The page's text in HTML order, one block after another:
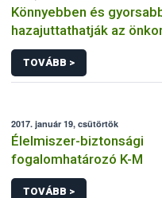
Könnyebben és
hazajuttathatják az
az elkóborolt ebeket a
fejlesztésével
TOVÁBB >
2017. január 19, csütörtök
Élelmiszer-biztonsági
fogalomhatározó K-M
TOVÁBB >